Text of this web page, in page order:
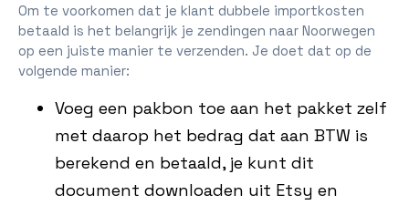
Om te voorkomen dat je klant dubbele importkosten
betaald is het belangrijk je zendingen naar Noorwegen
op een juiste manier te verzenden. Je doet dat op de
volgende manier:
Voeg een pakbon toe aan het pakket zelf
met daarop het bedrag dat aan BTW is
berekend en betaald, je kunt dit
document downloaden uit Etsy en